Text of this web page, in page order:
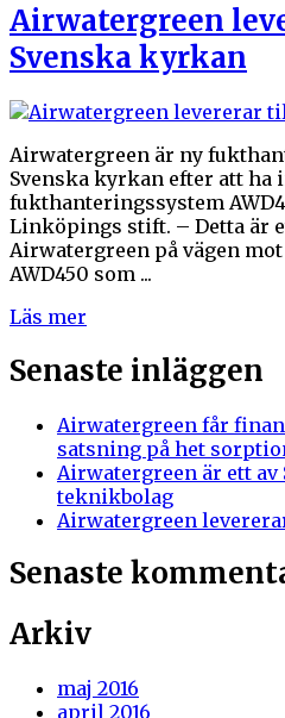
Airwatergreen
Svenska kyrkan
Airwatergreen är ny
Svenska kyrkan efter att ha
fukthanteringssystem
Linköpings stift. – Detta är
Airwatergreen på vägen
AWD450 som ...
Läs mer
Senaste inläggen
Airwatergreen får
satsning på het
Airwatergreen är ett av
teknikbolag
Airwatergreen
Senaste
Arkiv
maj 2016
april 2016